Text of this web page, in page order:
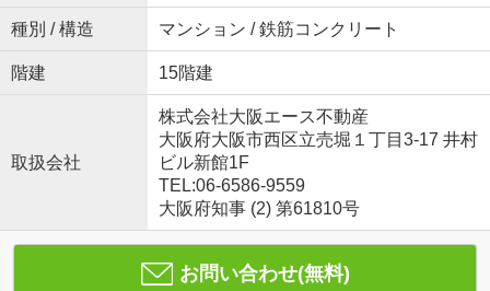
種別 / 構造 マンション / 鉄筋コンクリート
階建 15階建
取扱会社
株式会社大阪エース不動産
大阪府大阪市西区立売堀１丁目3-17 井村
ビル新館1F
TEL:06-6586-9559
大阪府知事 (2) 第61810号
お問い合わせ(無料)